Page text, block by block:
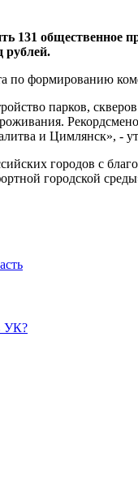
131
рублей.
по формированию
парков,
и Цимлянск», -
городов с
городской
УК?